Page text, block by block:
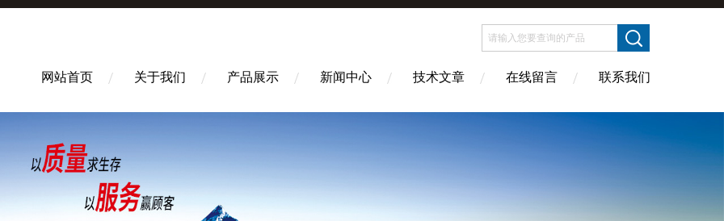
网站首页 关于我们 产品展示 新闻中心 技术文章 在线留言 联系我们